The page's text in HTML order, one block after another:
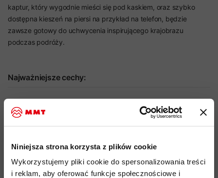
Niniejsza strona korzysta z plików cookie
Wykorzystujemy pliki cookie do spersonalizowania treści
i reklam, aby oferować funkcje społecznościowe i
kaptur, który wygodnie mieści się pod kaskiem, oraz szybko
dostępna kieszeń na piersi na przykład na telefon, będzie
zawsze gotowy do uchwycenia inspirującego krajobrazu
podczas podróży.
Najważniejsze cechy:
idealny produkt do: hiking, trekking, wspinaczka, alpinizm,
użytkowanie miejskie, podróże
wiatroodporne materiał Stormfleece o gramaturze 174 g/m
elastanudla większej rozciągliwości